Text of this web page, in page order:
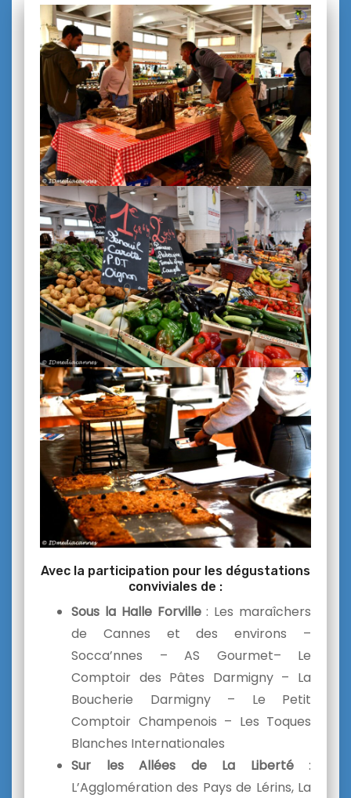
Avec la participation pour les dégustations
conviviales de :
Sous la Halle Forville: Les maraîchers
de Cannes et des environs –
Socca’nnes – AS Gourmet– Le
Comptoir des Pâtes Darmigny – La
Boucherie Darmigny – Le Petit
Comptoir Champenois – Les Toques
Blanches Internationales
Sur les Allées de La Liberté:
L’Agglomération des Pays de Lérins, La